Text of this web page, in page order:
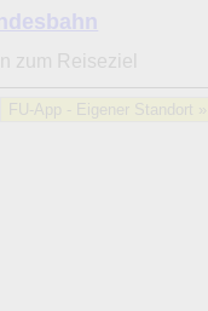
zum Reiseziel
FU-App - Eigener Standort
aus kind- und
Ort.